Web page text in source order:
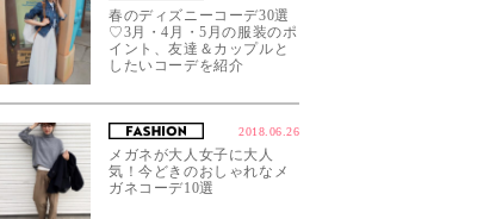
春のディズニーコーデ30選
♡3月・4月・5月の服装のポ
イント、友達＆カップルと
したいコーデを紹介
2018.06.26
メガネが大人女子に大人
気！今どきのおしゃれなメ
ガネコーデ10選